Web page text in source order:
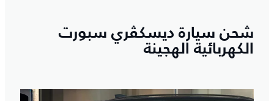
شحن سيارة ديسكڤري سبورت
الكهربائية الهجينة